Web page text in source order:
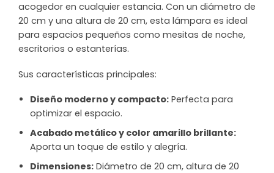
acogedor en cualquier estancia. Con un diámetro de
20 cm y una altura de 20 cm, esta lámpara es ideal
para espacios pequeños como mesitas de noche,
escritorios o estanterías.
Sus características principales:
Diseño moderno y compacto:Perfecta para
optimizar el espacio.
Acabado metálico y color amarillo brillante:
Aporta un toque de estilo y alegría.
Dimensiones:Diámetro de 20 cm, altura de 20